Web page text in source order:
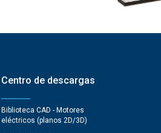
Centro de descargas
Biblioteca CAD - Motores
eléctricos (planos 2D/3D)